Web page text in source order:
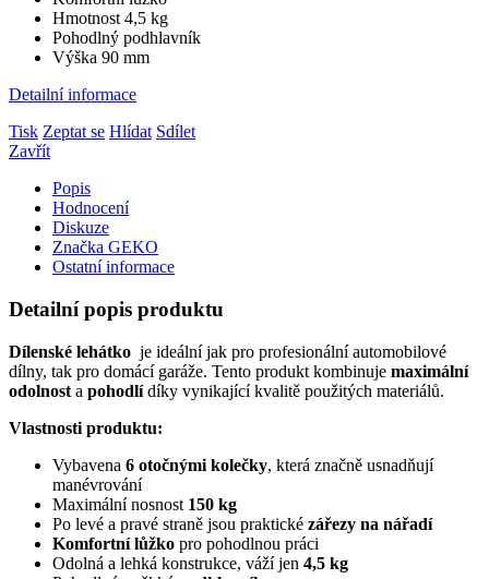
Hmotnost 4,5 kg
Pohodlný podhlavník
Výška 90 mm
Detailní informace
Tisk Zeptat se Hlídat Sdílet
Zavřít
Popis
Hodnocení
Diskuze
Značka GEKO
Ostatní informace
Detailní popis produktu
Dílenské lehátko je ideální jak pro profesionální automobilové
dílny, tak pro domácí garáže. Tento produkt kombinuje maximální
odolnost a pohodlídíky vynikající kvalitě použitých materiálů.
Vlastnosti produktu:
Vybavena 6 otočnými kolečky, která značně usnadňují
manévrování
Maximální nosnost 150 kg
Po levé a pravé straně jsou praktické zářezy na nářadí
Komfortní lůžko pro pohodlnou práci
Odolná a lehká konstrukce, váží jen 4,5 kg